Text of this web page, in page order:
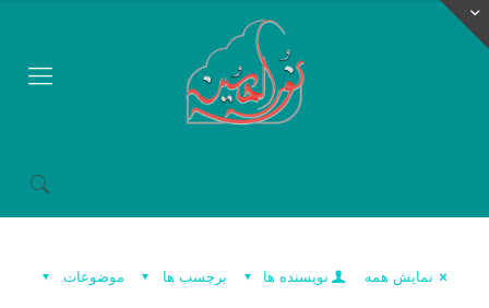
موضوعات برچسب ها نویسنده ها نمایش همه